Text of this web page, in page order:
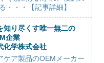
・・・【記事詳細】
知り尽くす唯一無二の
企業
化学株式会社
ケア製品のOEMメーカー